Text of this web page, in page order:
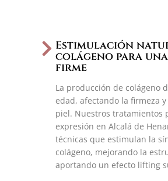
Estimulación
colágeno para una
firme
La producción de colágeno
edad, afectando la firmeza
piel. Nuestros tratamientos
expresión en Alcalá de
técnicas que estimulan la
colágeno, mejorando la
aportando un efecto lifting